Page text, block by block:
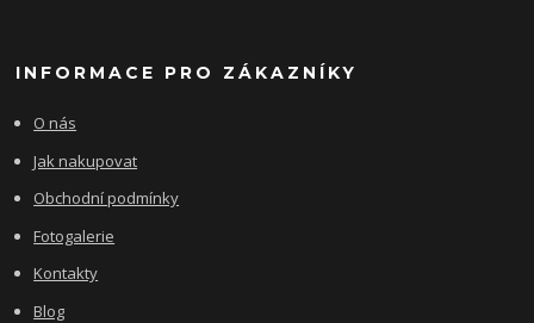
INFORMACE PRO ZÁKAZNÍKY
O nás
Jak nakupovat
Obchodní podmínky
Fotogalerie
Kontakty
Blog